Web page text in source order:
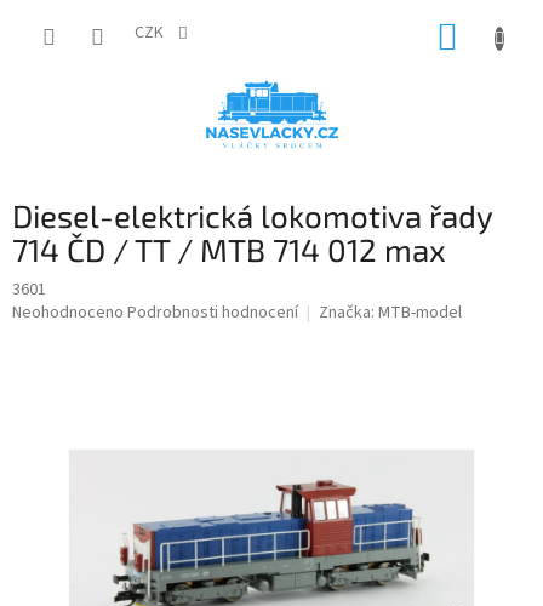
CZK
Diesel-elektrická lokomotiva řady
714 ČD / TT / MTB 714 012 max
3601
Průměrné
Neohodnoceno Podrobnosti hodnocení Značka: MTB-model